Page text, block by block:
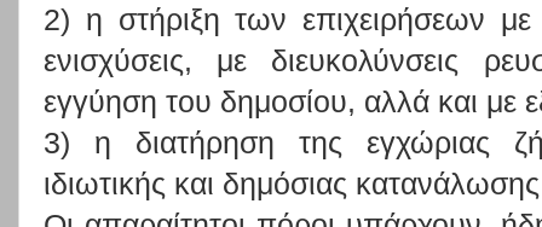
2) η στήριξη των επιχειρήσεων με
ενισχύσεις, με διευκολύνσεις
εγγύηση του δημοσίου, αλλά και με
3) η διατήρηση της εγχώριας
ιδιωτικής και δημόσιας